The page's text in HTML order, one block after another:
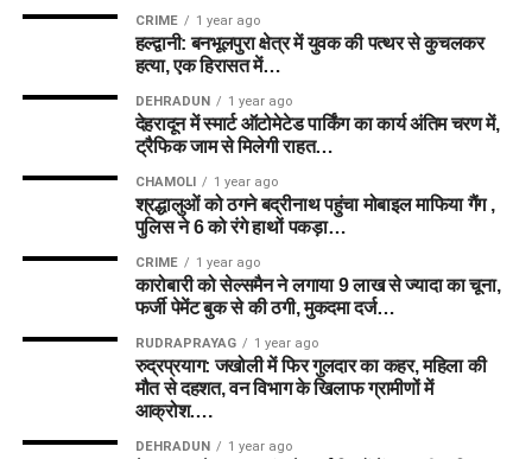
CRIME 1 year ago
हल्द्वानी: बनभूलपुरा क्षेत्र में युवक की पत्थर से कुचलकर
हत्या, एक हिरासत में…
DEHRADUN 1 year ago
देहरादून में स्मार्ट ऑटोमेटेड पार्किंग का कार्य अंतिम चरण में,
ट्रैफिक जाम से मिलेगी राहत…
CHAMOLI 1 year ago
श्रद्धालुओं को ठगने बद्रीनाथ पहुंचा मोबाइल माफिया गैंग ,
पुलिस ने 6 को रंगे हाथों पकड़ा…
CRIME 1 year ago
कारोबारी को सेल्समैन ने लगाया 9 लाख से ज्यादा का चूना,
फर्जी पेमेंट बुक से की ठगी, मुकदमा दर्ज…
RUDRAPRAYAG 1 year ago
रुद्रप्रयाग: जखोली में फिर गुलदार का कहर, महिला की
मौत से दहशत, वन विभाग के खिलाफ ग्रामीणों में
आक्रोश….
DEHRADUN 1 year ago